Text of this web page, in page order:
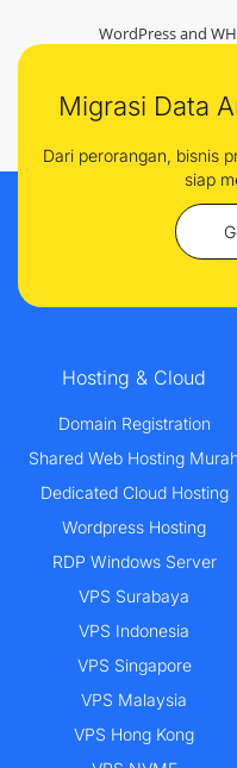
WordPress and
Migrasi Data
Dari perorangan, bisnis
siap
Hosting & Cloud
Domain Registration
Shared Web Hosting Murah
Dedicated Cloud Hosting
Wordpress Hosting
RDP Windows Server
VPS Surabaya
VPS Indonesia
VPS Singapore
VPS Malaysia
VPS Hong Kong